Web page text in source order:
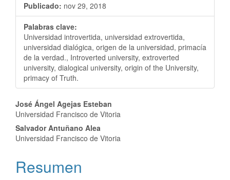
Publicado: nov 29, 2018
Palabras clave:
Universidad introvertida, universidad extrovertida,
universidad dialógica, origen de la universidad, primacía
de la verdad., Introverted university, extroverted
university, dialogical university, origin of the University,
primacy of Truth.
José Ángel Agejas Esteban
Universidad Francisco de Vitoria
Salvador Antuñano Alea
Universidad Francisco de Vitoria
Resumen